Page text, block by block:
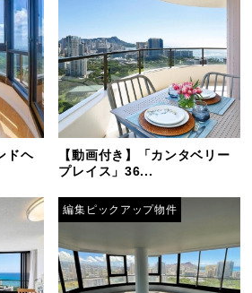
ドヘ
【動画付き】「カンタベリー
プレイス」36...
編集ピックアップ物件